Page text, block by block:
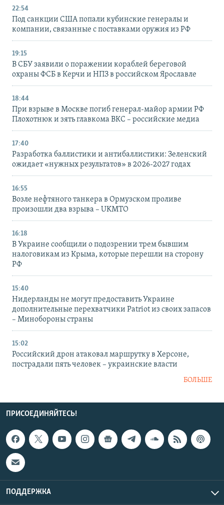
22:54
Под санкции США попали кубинские генералы и
компании, связанные с поставками оружия из РФ
19:15
В СБУ заявили о поражении кораблей береговой
охраны ФСБ в Керчи и НПЗ в российском Ярославле
18:44
При взрыве в Москве погиб генерал-майор армии РФ
Плохотнюк и зять главкома ВКС – российские медиа
17:40
Разработка баллистики и антибаллистики: Зеленский
ожидает «нужных результатов» в 2026-2027 годах
16:55
Возле нефтяного танкера в Ормузском проливе
произошли два взрыва – UKMTO
16:18
В Украине сообщили о подозрении трем бывшим
налоговикам из Крыма, которые перешли на сторону
РФ
15:40
Нидерланды не могут предоставить Украине
дополнительные перехватчики Patriot из своих запасов
– Минобороны страны
15:02
Российский дрон атаковал маршрутку в Херсоне,
пострадали пять человек – украинские власти
БОЛЬШЕ
ПРИСОЕДИНЯЙТЕСЬ!
ПОДДЕРЖКА